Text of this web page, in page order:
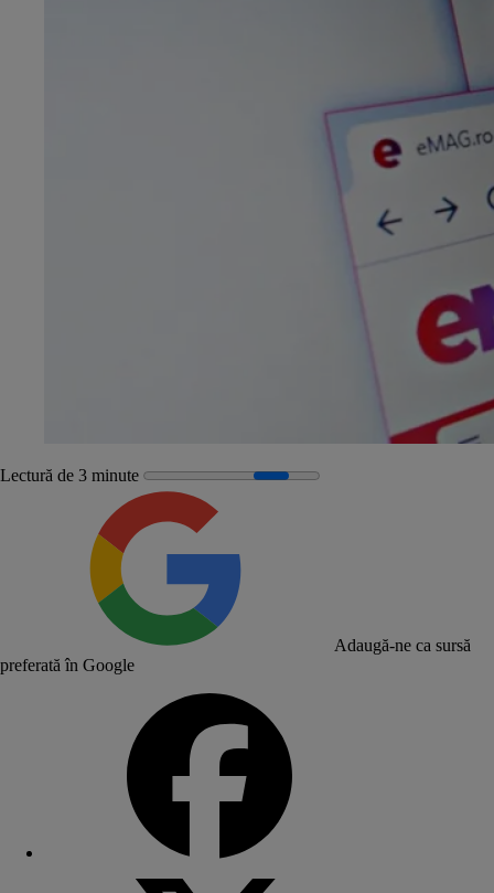
Lectură de 3 minute
Adaugă-ne ca sursă
preferată în Google